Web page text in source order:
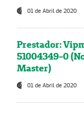
01 de Abril de 2020
Prestador:
51004349-0
Master)
01 de Abril de 2020